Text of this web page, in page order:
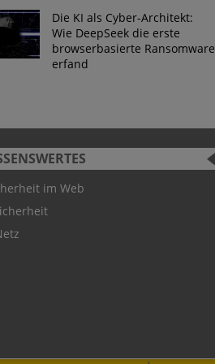
Die KI als Cyber-Architekt:
Wie DeepSeek die erste
browserbasierte Ransomware
erfand
Challenge
Studenten können bei der
im Web